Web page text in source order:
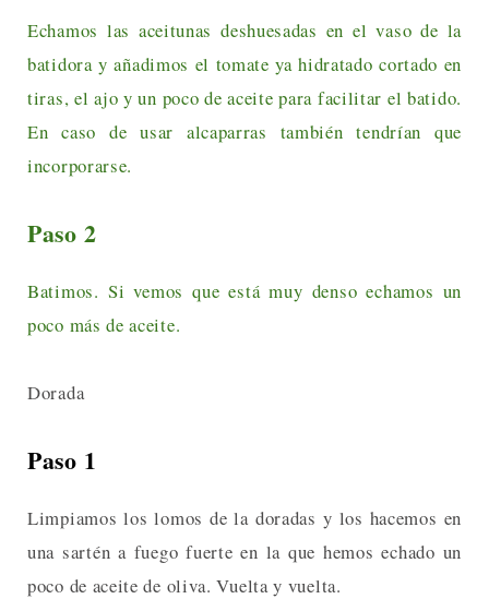
Echamos las aceitunas deshuesadas en el vaso de la
batidora y añadimos el tomate ya hidratado cortado en
tiras, el ajo y un poco de aceite para facilitar el batido.
En caso de usar alcaparras también tendrían que
incorporarse.
Paso 2
Batimos. Si vemos que está muy denso echamos un
poco más de aceite.
Dorada
Paso 1
Limpiamos los lomos de la doradas y los hacemos en
una sartén a fuego fuerte en la que hemos echado un
poco de aceite de oliva. Vuelta y vuelta.